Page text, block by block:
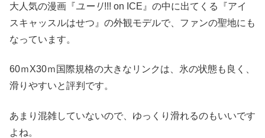
大人気の漫画『ユーリ!!! on ICE』の中に出てくる『アイ
スキャッスルはせつ』の外観モデルで、ファンの聖地にも
なっています。
60ｍX30ｍ国際規格の大きなリンクは、氷の状態も良く、
滑りやすいと評判です。
あまり混雑していないので、ゆっくり滑れるのもいいです
よね。